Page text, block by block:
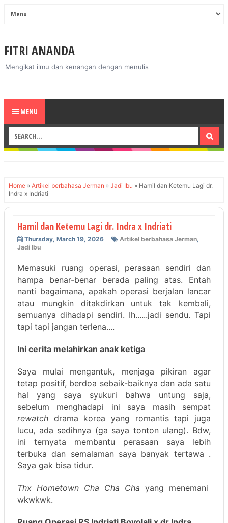
FITRI ANANDA
Mengikat ilmu dan kenangan dengan menulis
MENU
Home » Artikel berbahasa Jerman » Jadi Ibu » Hamil dan Ketemu Lagi dr.
Indra x Indriati
Hamil dan Ketemu Lagi dr. Indra x Indriati
Thursday, March 19, 2026 Artikel berbahasa Jerman,
Jadi Ibu
Memasuki ruang operasi, perasaan sendiri dan
hampa benar-benar berada paling atas. Entah
nanti bagaimana, apakah operasi berjalan lancar
atau mungkin ditakdirkan untuk tak kembali,
semuanya dihadapi sendiri. Ih......jadi sendu. Tapi
tapi tapi jangan terlena....
Ini cerita melahirkan anak ketiga
Saya mulai mengantuk, menjaga pikiran agar
tetap positif, berdoa sebaik-baiknya dan ada satu
hal yang saya syukuri bahwa untung saja,
sebelum menghadapi ini saya masih sempat
rewatch drama korea yang romantis tapi juga
lucu, ada sedihnya (ga saya tonton ulang). Bdw,
ini ternyata membantu perasaan saya lebih
terbuka dan semalaman saya banyak tertawa .
Saya gak bisa tidur.
Thx Hometown Cha Cha Cha yang menemani
wkwkwk.